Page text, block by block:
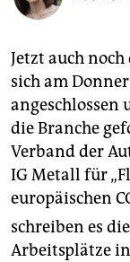
epaper login
Jetzt auch
sich am
angeschlossen
die Branche
Verband der
IG Metall für
europäischen
schreiben es
Arbeitsplätze